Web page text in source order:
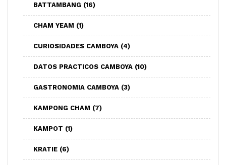
BATTAMBANG (16)
CHAM YEAM (1)
CURIOSIDADES CAMBOYA (4)
DATOS PRACTICOS CAMBOYA (10)
GASTRONOMIA CAMBOYA (3)
KAMPONG CHAM (7)
KAMPOT (1)
KRATIE (6)